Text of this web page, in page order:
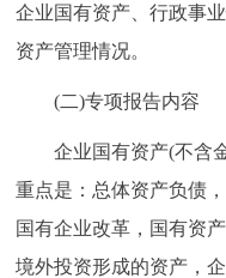
企业国有资产、行政事
资产管理情况。
(二)专项报告内容
企业国有资产(不含金
重点是：总体资产负债
国有企业改革，国有资
境外投资形成的资产，